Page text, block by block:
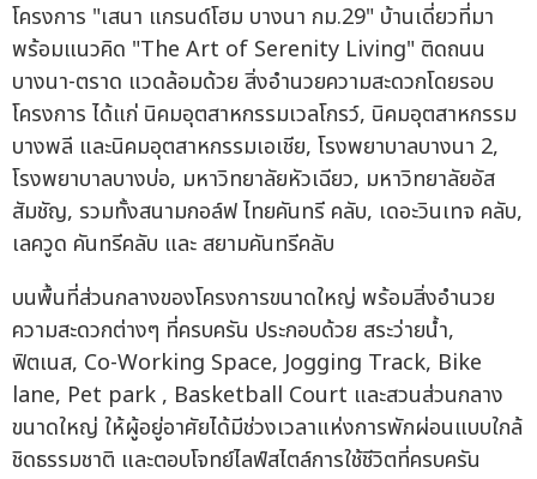
โครงการ "เสนา แกรนด์โฮม บางนา กม.29" บ้านเดี่ยวที่มา
พร้อมแนวคิด "The Art of Serenity Living" ติดถนน
บางนา-ตราด แวดล้อมด้วย สิ่งอำนวยความสะดวกโดยรอบ
โครงการ ได้แก่ นิคมอุตสาหกรรมเวลโกรว์, นิคมอุตสาหกรรม
บางพลี และนิคมอุตสาหกรรมเอเชีย, โรงพยาบาลบางนา 2,
โรงพยาบาลบางบ่อ, มหาวิทยาลัยหัวเฉียว, มหาวิทยาลัยอัส
สัมชัญ, รวมทั้งสนามกอล์ฟ ไทยคันทรี คลับ, เดอะวินเทจ คลับ,
เลควูด คันทรีคลับ และ สยามคันทรีคลับ
บนพื้นที่ส่วนกลางของโครงการขนาดใหญ่ พร้อมสิ่งอำนวย
ความสะดวกต่างๆ ที่ครบครัน ประกอบด้วย สระว่ายน้ำ,
ฟิตเนส, Co-Working Space, Jogging Track, Bike
lane, Pet park , Basketball Court และสวนส่วนกลาง
ขนาดใหญ่ ให้ผู้อยู่อาศัยได้มีช่วงเวลาแห่งการพักผ่อนแบบใกล้
ชิดธรรมชาติ และตอบโจทย์ไลฟ์สไตล์การใช้ชีวิตที่ครบครัน